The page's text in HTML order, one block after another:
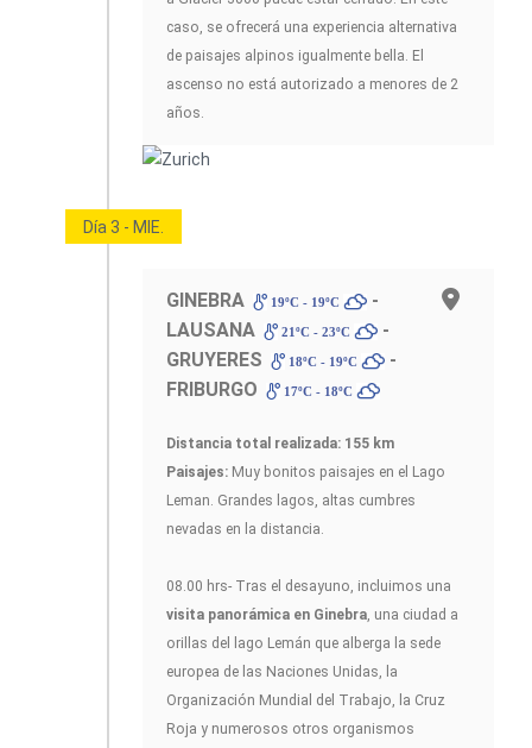
caso, se ofrecerá una experiencia alternativa
de paisajes alpinos igualmente bella. El
ascenso no está autorizado a menores de 2
años.
Día 3 - MIE.
GINEBRA 19ºC - 19ºC
-
LAUSANA
21ºC - 23ºC
-
GRUYERES
18ºC - 19ºC
-
FRIBURGO
17ºC - 18ºC
Distancia total realizada: 155 km
Paisajes: Muy bonitos paisajes en el Lago
Leman. Grandes lagos, altas cumbres
nevadas en la distancia.
08.00 hrs- Tras el desayuno, incluimos una
visita panorámica en Ginebra, una ciudad a
orillas del lago Lemán que alberga la sede
europea de las Naciones Unidas, la
Organización Mundial del Trabajo, la Cruz
Roja y numerosos otros organismos